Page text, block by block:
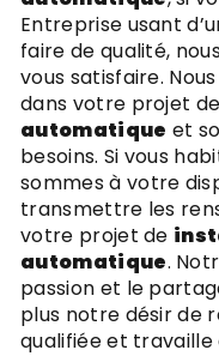
Entreprise usant
faire de qualité,
vous satisfaire.
dans votre projet de
automatique et
besoins. Si vous
sommes à votre
transmettre les
votre projet de
automatique.
passion et le
plus notre désir de
qualifiée et